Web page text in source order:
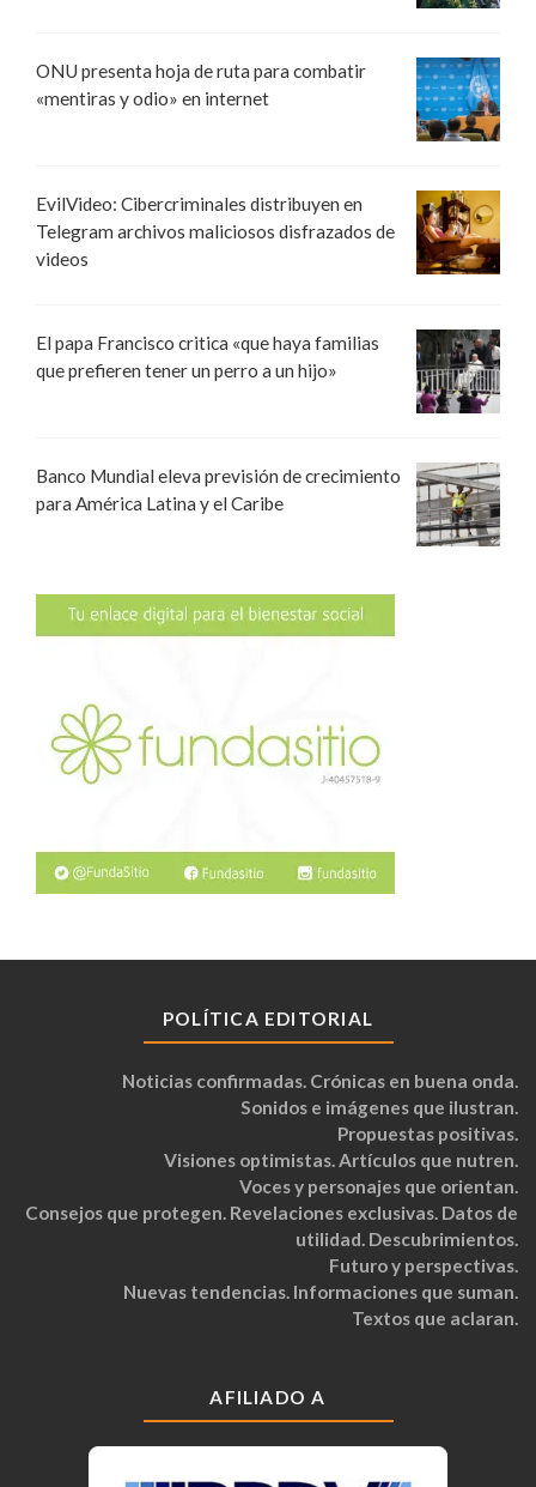
ONU presenta hoja de ruta para combatir
«mentiras y odio» en internet
EvilVideo: Cibercriminales distribuyen en
Telegram archivos maliciosos disfrazados de
videos
El papa Francisco critica «que haya familias
que prefieren tener un perro a un hijo»
Banco Mundial eleva previsión de crecimiento
para América Latina y el Caribe
POLÍTICA EDITORIAL
Noticias confirmadas. Crónicas en buena onda.
Sonidos e imágenes que ilustran.
Propuestas positivas.
Visiones optimistas. Artículos que nutren.
Voces y personajes que orientan.
Consejos que protegen. Revelaciones exclusivas. Datos de
utilidad. Descubrimientos.
Futuro y perspectivas.
Nuevas tendencias. Informaciones que suman.
Textos que aclaran.
AFILIADO A